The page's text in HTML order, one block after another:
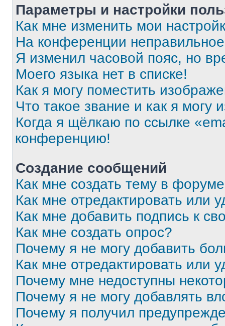
Параметры и настройки
Как мне изменить мои
На конференции
Я изменил часовой пояс, но
Моего языка нет в списке!
Как я могу поместить
Что такое звание и как я могу
Когда я щёлкаю по ссылке
конференцию!
Создание сообщений
Как мне создать тему в
Как мне отредактировать или
Как мне добавить подпись к
Как мне создать опрос?
Почему я не могу добавить
Как мне отредактировать или
Почему мне недоступны
Почему я не могу добавлять
Почему я получил